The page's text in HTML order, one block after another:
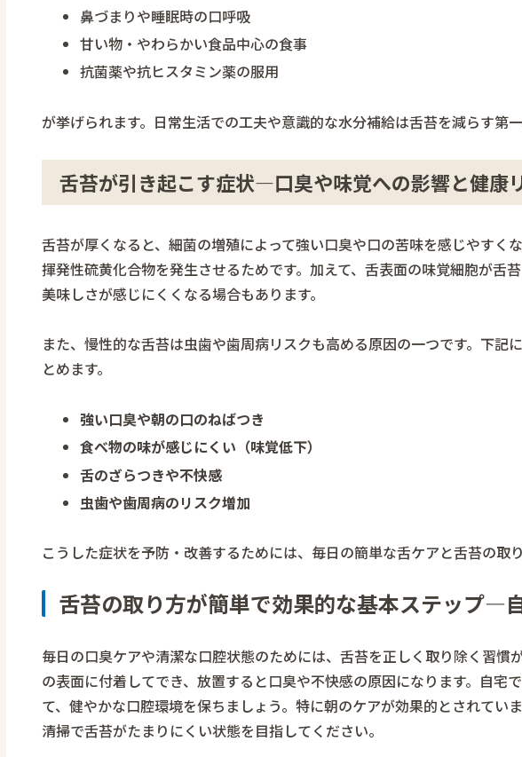
鼻づまりや睡眠時の口呼吸
甘い物・やわらかい食品中心の食事
抗菌薬や抗ヒスタミン薬の服用
が挙げられます。日常生活での工夫や意識的な水分補給は舌苔を減らす第一
舌苔が引き起こす症状―口臭や味覚への影響と健康
舌苔が厚くなると、細菌の増殖によって強い口臭や口の苦味を感じやすく
揮発性硫黄化合物を発生させるためです。加えて、舌表面の味覚細胞が舌
美味しさが感じにくくなる場合もあります。
また、慢性的な舌苔は虫歯や歯周病リスクも高める原因の一つです。下記
とめます。
強い口臭や朝の口のねばつき
食べ物の味が感じにくい（味覚低下）
舌のざらつきや不快感
虫歯や歯周病のリスク増加
こうした症状を予防・改善するためには、毎日の簡単な舌ケアと舌苔の取り
舌苔の取り方が簡単で効果的な基本ステップ―
毎日の口臭ケアや清潔な口腔状態のためには、舌苔を正しく取り除く習慣
の表面に付着してでき、放置すると口臭や不快感の原因になります。自宅
て、健やかな口腔環境を保ちましょう。特に朝のケアが効果的とされてい
清掃で舌苔がたまりにくい状態を目指してください。